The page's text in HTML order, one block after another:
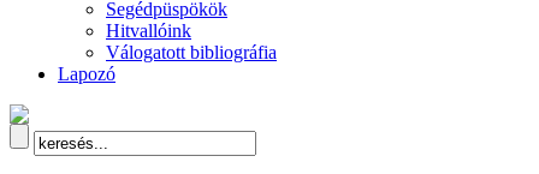
Segédpüspökök
Hitvallóink
Válogatott bibliográfia
Lapozó